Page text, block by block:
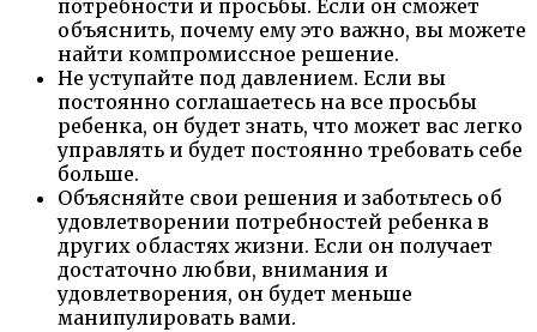
потребности и просьбы. Если он сможет
объяснить, почему ему это важно, вы можете
найти компромиссное решение.
Не уступайте под давлением. Если вы
постоянно соглашаетесь на все просьбы
ребенка, он будет знать, что может вас легко
управлять и будет постоянно требовать себе
больше.
Объясняйте свои решения и заботьтесь об
удовлетворении потребностей ребенка в
других областях жизни. Если он получает
достаточно любви, внимания и
удовлетворения, он будет меньше
манипулировать вами.